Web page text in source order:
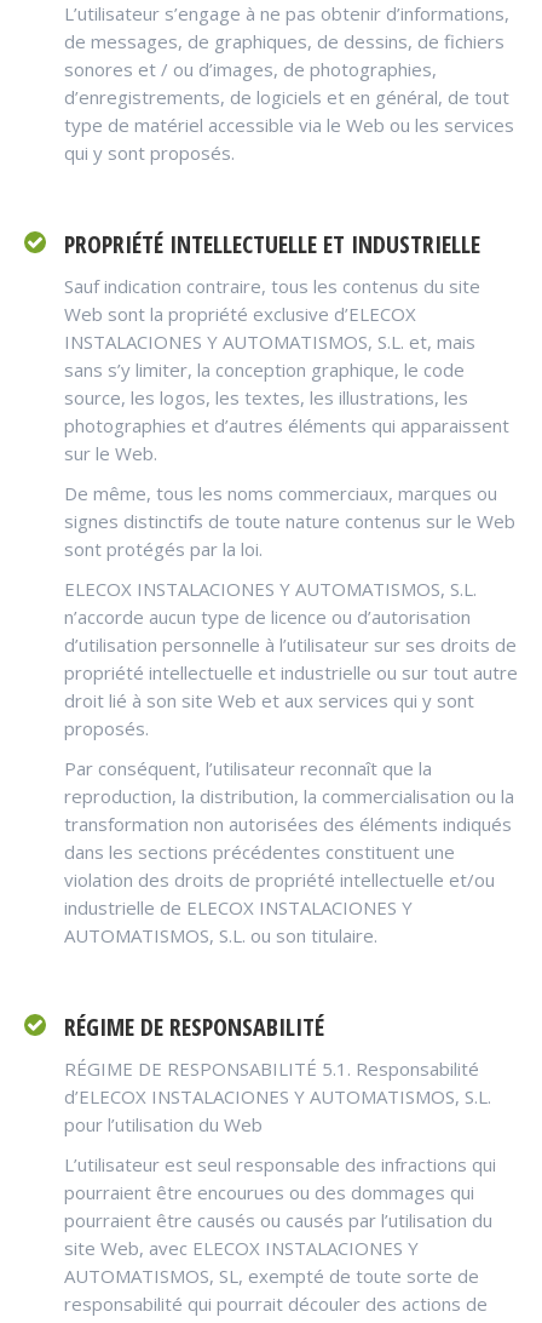
L’utilisateur s’engage à ne pas obtenir d’informations,
de messages, de graphiques, de dessins, de fichiers
sonores et / ou d’images, de photographies,
d’enregistrements, de logiciels et en général, de tout
type de matériel accessible via le Web ou les services
qui y sont proposés.
PROPRIÉTÉ INTELLECTUELLE ET INDUSTRIELLE
Sauf indication contraire, tous les contenus du site
Web sont la propriété exclusive d’ELECOX
INSTALACIONES Y AUTOMATISMOS, S.L. et, mais
sans s’y limiter, la conception graphique, le code
source, les logos, les textes, les illustrations, les
photographies et d’autres éléments qui apparaissent
sur le Web.
De même, tous les noms commerciaux, marques ou
signes distinctifs de toute nature contenus sur le Web
sont protégés par la loi.
ELECOX INSTALACIONES Y AUTOMATISMOS, S.L.
n’accorde aucun type de licence ou d’autorisation
d’utilisation personnelle à l’utilisateur sur ses droits de
propriété intellectuelle et industrielle ou sur tout autre
droit lié à son site Web et aux services qui y sont
proposés.
Par conséquent, l’utilisateur reconnaît que la
reproduction, la distribution, la commercialisation ou la
transformation non autorisées des éléments indiqués
dans les sections précédentes constituent une
violation des droits de propriété intellectuelle et/ou
industrielle de ELECOX INSTALACIONES Y
AUTOMATISMOS, S.L. ou son titulaire.
RÉGIME DE RESPONSABILITÉ
RÉGIME DE RESPONSABILITÉ 5.1. Responsabilité
d’ELECOX INSTALACIONES Y AUTOMATISMOS, S.L.
pour l’utilisation du Web
L’utilisateur est seul responsable des infractions qui
pourraient être encourues ou des dommages qui
pourraient être causés ou causés par l’utilisation du
site Web, avec ELECOX INSTALACIONES Y
AUTOMATISMOS, SL, exempté de toute sorte de
responsabilité qui pourrait découler des actions de